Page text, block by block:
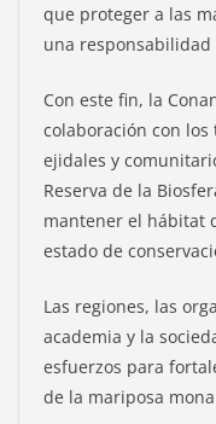
que proteger a las
una
Con este fin, la
colaboración con
ejidales y
Reserva de la
mantener el hábitat
estado de
Las regiones, las
academia y la
esfuerzos para
de la mariposa